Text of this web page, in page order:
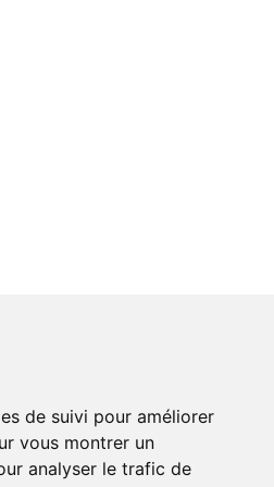
de suivi pour améliorer
vous montrer un
analyser le trafic de